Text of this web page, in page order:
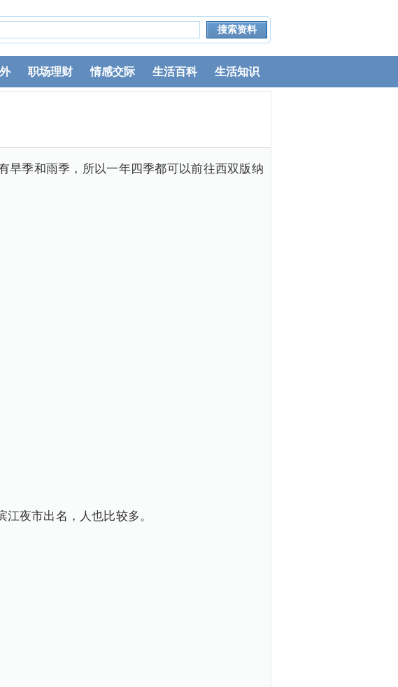
职场理财 情感交际 生活百科 生活知识
旱季和雨季，所以一年四季都可以前往西双版纳
夜市出名，人也比较多。